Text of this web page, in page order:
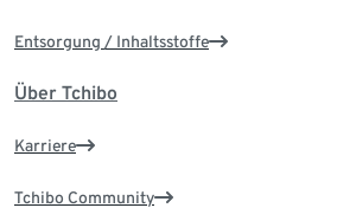
Entsorgung / Inhaltsstoffe
Über Tchibo
Karriere
Tchibo Community